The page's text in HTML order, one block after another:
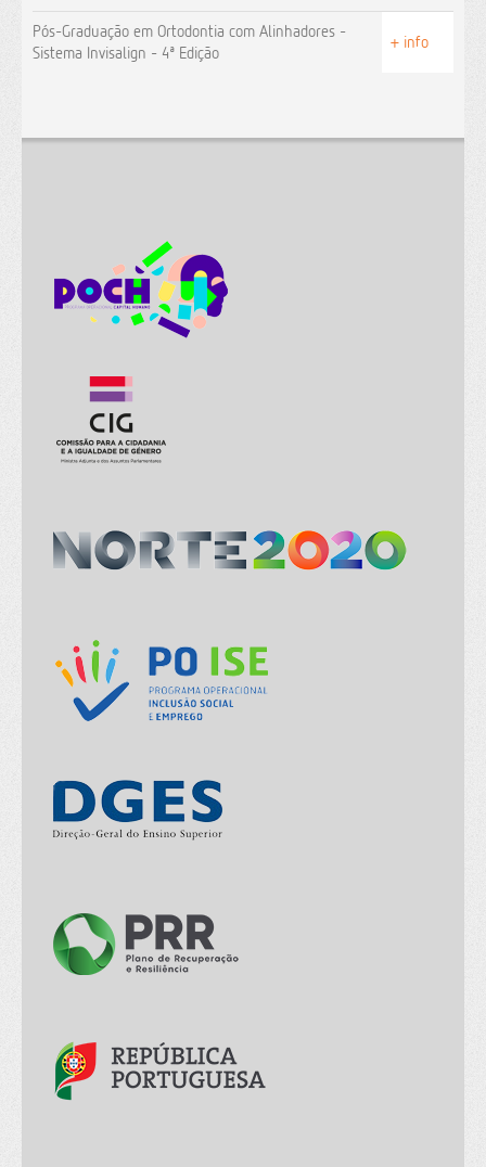
Pós-Graduação em Ortodontia com Alinhadores -
Sistema Invisalign - 4ª Edição
+ info